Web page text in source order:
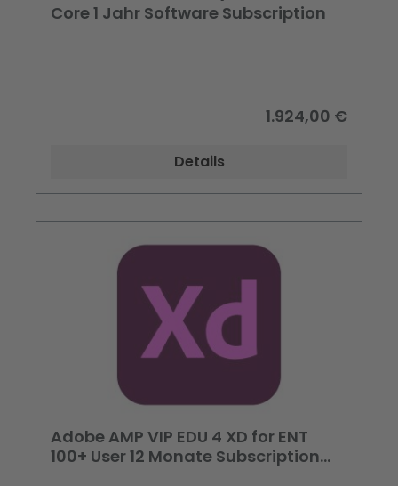
Core 1 Jahr Software Subscription
1.924,00 €
Details
Adobe AMP VIP EDU 4 XD for ENT
100+ User 12 Monate Subscription